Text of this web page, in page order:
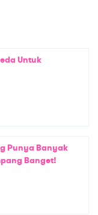
Untuk
Punya Banyak
Banget!